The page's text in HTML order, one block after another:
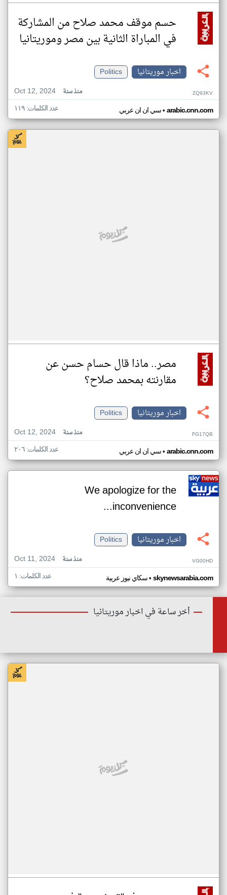
حسم موقف محمد صلاح من المشاركة
في المباراة الثانية بين مصر وموريتانيا
اخبار موريتانيا
Politics
Oct 12, 2024
منذ سنة ZQ93KV
سي ان ان عربي• arabic.cnn.com عدد الكلمات: ١١٩
مصر.. ماذا قال حسام حسن عن
مقارنته بمحمد صلاح؟
اخبار موريتانيا
Politics
Oct 12, 2024
منذ سنة FG17QB
سي ان ان عربي• arabic.cnn.com عدد الكلمات: ٢٠٦
We apologize for the
inconvenience...
اخبار موريتانيا
Politics
Oct 11, 2024
منذ سنة VG00HD
سكاي نيوز عربية• skynewsarabia.com عدد الكلمات: ١
أخر ساعة في اخبار موريتانيا